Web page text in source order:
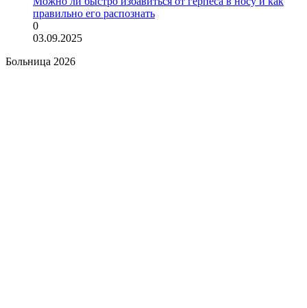
правильно его распознать
0
03.09.2025
Больница 2026